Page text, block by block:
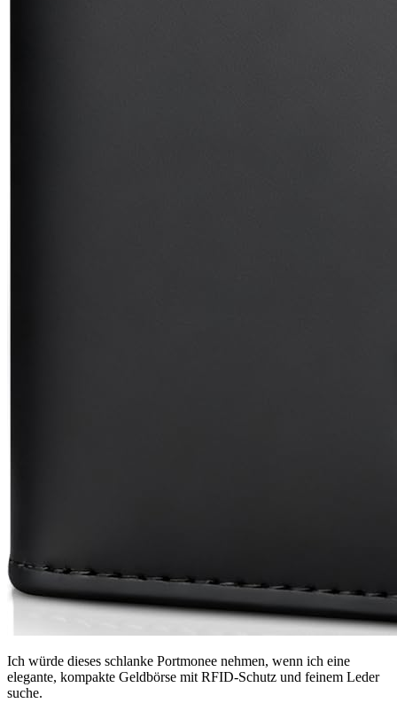
Ich würde dieses schlanke Portmonee nehmen, wenn ich eine
elegante, kompakte Geldbörse mit RFID-Schutz und feinem Leder
suche.